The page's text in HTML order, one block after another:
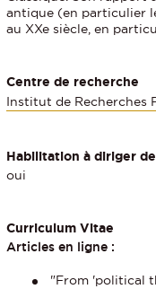
antique (en particulier
au XXe siècle, en
Centre de recherche
Institut de Recherches
Habilitation à diriger
oui
Curriculum Vitae
Articles en ligne :
"From 'political